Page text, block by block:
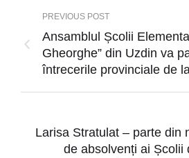
PREVIOUS POST
Ansamblul Școlii
Gheorghe” din Uzdin va
întrecerile provinciale de
Larisa Stratulat – parte din
de absolvenți ai Școlii